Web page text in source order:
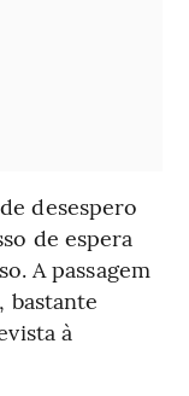
desespero
de espera
A passagem
bastante
à